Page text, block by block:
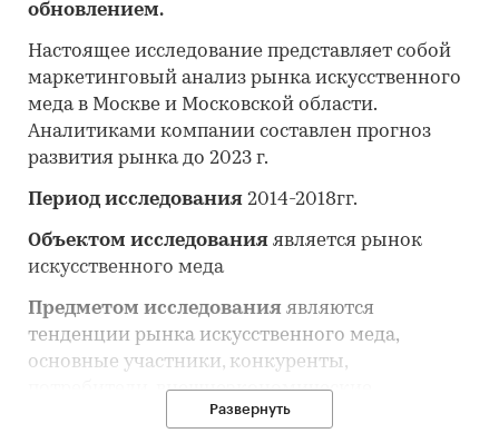
обновлением.
Настоящее исследование представляет собой
маркетинговый анализ рынка искусственного
меда в Москве и Московской области.
Аналитиками компании составлен прогноз
развития рынка до 2023 г.
Период исследования 2014-2018гг.
Объектом исследования является рынок
искусственного меда
Предметом исследования являются
тенденции рынка искусственного меда,
основные участники, конкуренты,
потребители, внешнеэкономические
отношения на рынкеРазвернуть